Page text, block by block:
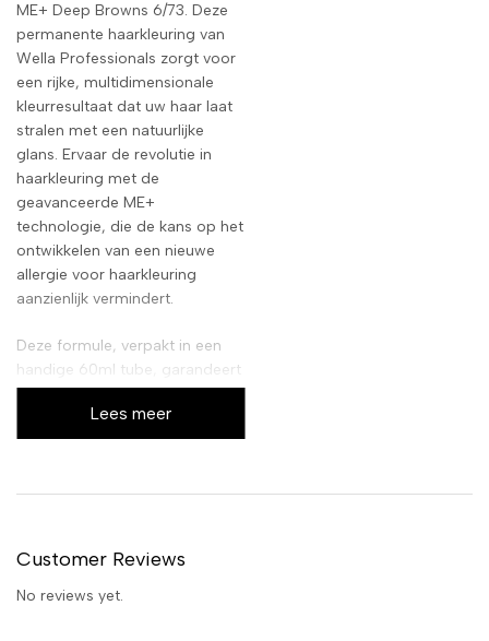
ME+ Deep Browns 6/73. Deze
permanente haarkleuring van
Wella Professionals zorgt voor
een rijke, multidimensionale
kleurresultaat dat uw haar laat
stralen met een natuurlijke
glans. Ervaar de revolutie in
haarkleuring met de
geavanceerde ME+
technologie, die de kans op het
ontwikkelen van een nieuwe
allergie voor haarkleuring
aanzienlijk vermindert.
Deze formule, verpakt in een
handige 60ml tube, garandeert
een gelijkmatige dekking en
een uitzonderlijke glans. Geniet
van een professioneel resultaat
formule die zacht is voor uw
levendige kleur.
Lees meer
Customer Reviews
No reviews yet.